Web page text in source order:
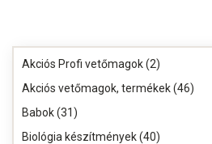
Akciós Profi vetőmagok (2)
Akciós vetőmagok, termékek (46)
Babok (31)
Biológia készítmények (40)